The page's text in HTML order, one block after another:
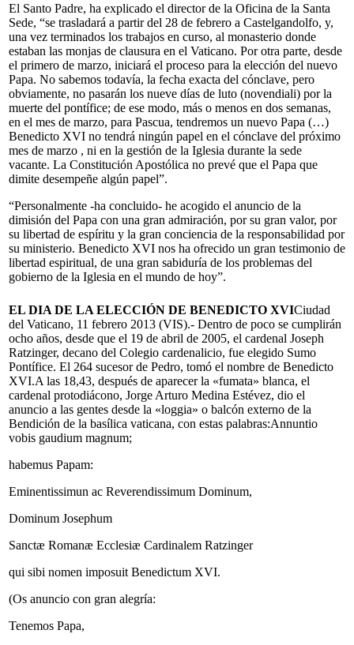
El Santo Padre, ha explicado el director de la Oficina de la Santa
Sede, “se trasladará a partir del 28 de febrero a Castelgandolfo, y,
una vez terminados los trabajos en curso, al monasterio donde
estaban las monjas de clausura en el Vaticano. Por otra parte, desde
el primero de marzo, iniciará el proceso para la elección del nuevo
Papa. No sabemos todavía, la fecha exacta del cónclave, pero
obviamente, no pasarán los nueve días de luto (novendiali) por la
muerte del pontífice; de ese modo, más o menos en dos semanas,
en el mes de marzo, para Pascua, tendremos un nuevo Papa (…)
Benedicto XVI no tendrá ningún papel en el cónclave del próximo
mes de marzo , ni en la gestión de la Iglesia durante la sede
vacante. La Constitución Apostólica no prevé que el Papa que
dimite desempeñe algún papel”.
“Personalmente -ha concluido- he acogido el anuncio de la
dimisión del Papa con una gran admiración, por su gran valor, por
su libertad de espíritu y la gran conciencia de la responsabilidad por
su ministerio. Benedicto XVI nos ha ofrecido un gran testimonio de
libertad espiritual, de una gran sabiduría de los problemas del
gobierno de la Iglesia en el mundo de hoy”.
EL DIA DE LA ELECCIÓN DE BENEDICTO XVICiudad
del Vaticano, 11 febrero 2013 (VIS).- Dentro de poco se cumplirán
ocho años, desde que el 19 de abril de 2005, el cardenal Joseph
Ratzinger, decano del Colegio cardenalicio, fue elegido Sumo
Pontífice. El 264 sucesor de Pedro, tomó el nombre de Benedicto
XVI.A las 18,43, después de aparecer la «fumata» blanca, el
cardenal protodiácono, Jorge Arturo Medina Estévez, dio el
anuncio a las gentes desde la «loggia» o balcón externo de la
Bendición de la basílica vaticana, con estas palabras:Annuntio
vobis gaudium magnum;
habemus Papam:
Eminentissimun ac Reverendissimum Dominum,
Dominum Josephum
Sanctæ Romanæ Ecclesiæ Cardinalem Ratzinger
qui sibi nomen imposuit Benedictum XVI.
(Os anuncio con gran alegría:
Tenemos Papa,